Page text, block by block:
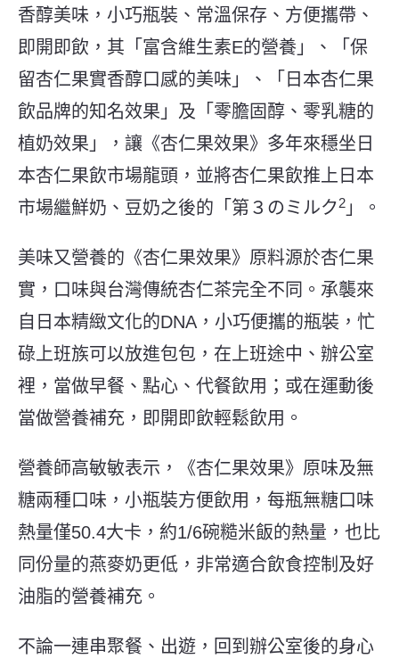
香醇美味，小巧瓶裝、常溫保存、方便攜帶、
即開即飲，其「富含維生素E的營養」、「保
留杏仁果實香醇口感的美味」、「日本杏仁果
飲品牌的知名效果」及「零膽固醇、零乳糖的
植奶效果」，讓《杏仁果效果》多年來穩坐日
本杏仁果飲市場龍頭，並將杏仁果飲推上日本
市場繼鮮奶、豆奶之後的「第３のミルク2 」。
美味又營養的《杏仁果效果》原料源於杏仁果
實，口味與台灣傳統杏仁茶完全不同。承襲來
自日本精緻文化的DNA ，小巧便攜的瓶裝，忙
碌上班族可以放進包包，在上班途中、辦公室
裡，當做早餐、點心、代餐飲用；或在運動後
當做營養補充，即開即飲輕鬆飲用。
營養師高敏敏表示，《杏仁果效果》原味及無
糖兩種口味，小瓶裝方便飲用，每瓶無糖口味
熱量僅50.4大卡，約1/6碗糙米飯的熱量，也比
同份量的燕麥奶更低，非常適合飲食控制及好
油脂的營養補充。
不論一連串聚餐、出遊，回到辦公室後的身心